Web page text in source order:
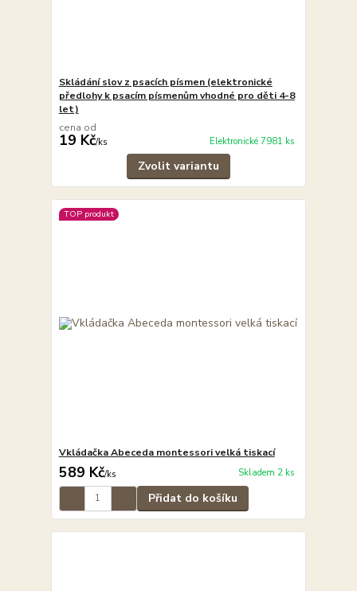
Skládání slov z psacích písmen (elektronické
předlohy k psacím písmenům vhodné pro děti 4-8
let)
cena od
19 Kč/ks Elektronické 7981 ks
Zvolit variantu
TOP produkt
Vkládačka Abeceda montessori velká tiskací
589 Kč/ks Skladem 2 ks
Přidat do košíku